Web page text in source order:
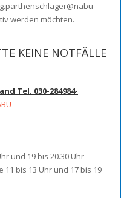
werden möchten.
KEINE NOTFÄLLE
Tel. 030-284984-
und 19 bis 20.30 Uhr
11 bis 13 Uhr und 17 bis 19